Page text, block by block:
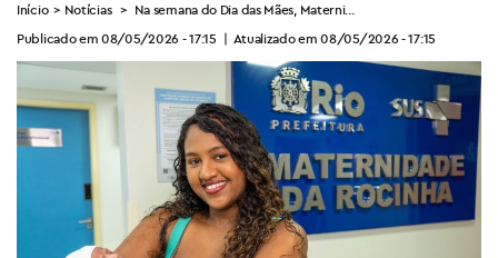
Início > Notícias > Na semana do Dia das Mães, Maternidade da Rocinha
Publicado em 08/05/2026 - 17:15 | Atualizado em 08/05/2026 - 17:15